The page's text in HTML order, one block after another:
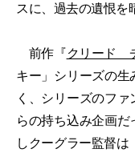
スに、過去の遺恨を
前作『クリード
キー」シリーズの
く、シリーズのフ
らの持ち込み企画だ
しクーグラー監督は